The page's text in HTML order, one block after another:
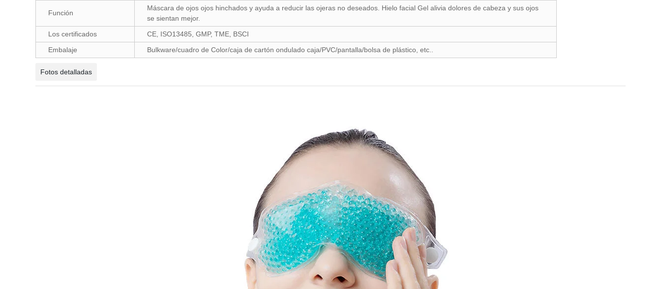
Función
Máscara de ojos ojos hinchados y ayuda a reducir las ojeras no deseados. Hielo facial Gel alivia dolores de cabeza y sus ojos
se sientan mejor.
Los certificados
CE, ISO13485, GMP, TME, BSCI
Embalaje
Bulkware/cuadro de Color/caja de cartón ondulado caja/PVC/pantalla/bolsa de plástico, etc..
Fotos detalladas